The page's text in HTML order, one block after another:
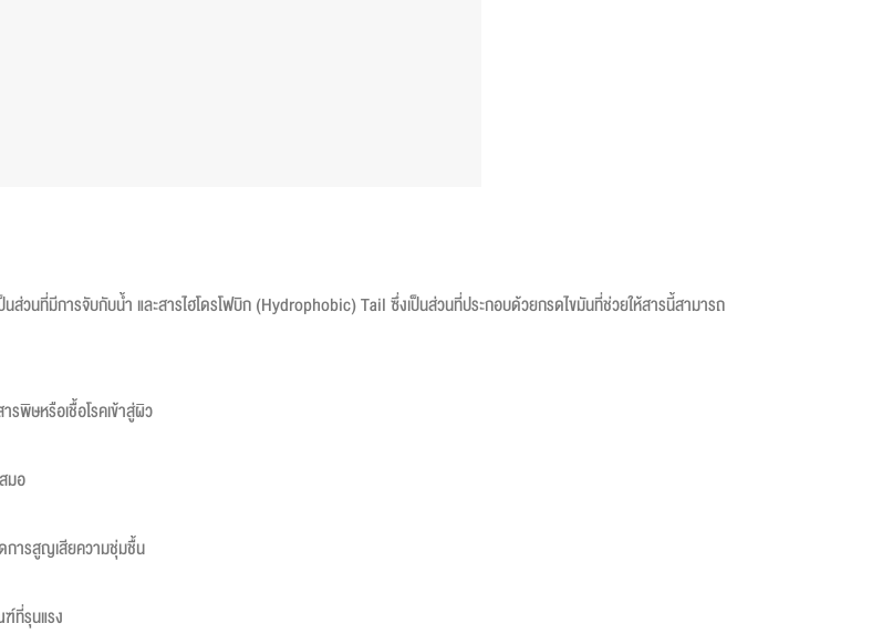
วนที่มีการจับกับน้ำ และสารไฮโดรโฟบิก (Hydrophobic) Tail ซึ่งเป็นส่วนที่ประกอบด้วยกรดไขมันที่ช่วยให้สารนี้สามารถ
พิษหรือเชื้อโรคเข้าสู่ผิว
มอ
การสูญเสียความชุ่มชื้น
ที่รุนแรง